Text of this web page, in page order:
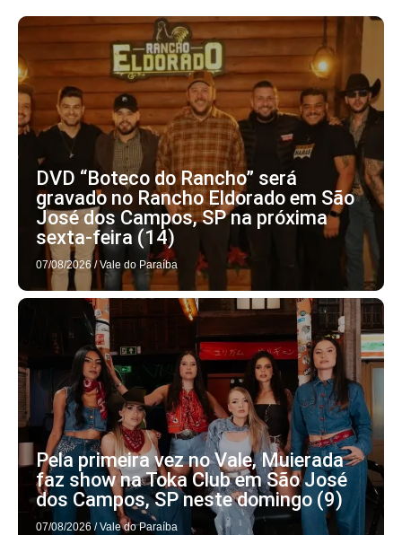
DVD “Boteco do Rancho” será
gravado no Rancho Eldorado em São
José dos Campos, SP na próxima
sexta-feira (14)
07/08/2026 / Vale do Paraíba
Pela primeira vez no Vale, Muierada
faz show na Toka Club em São José
dos Campos, SP neste domingo (9)
07/08/2026 / Vale do Paraíba